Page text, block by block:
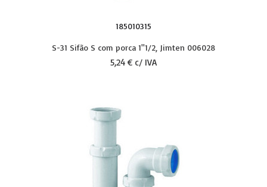
185010315
S-31 Sifão S com porca 1''1/2, Jimten 006028
5,24 € c/ IVA